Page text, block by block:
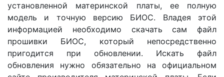
установленной материнской платы, ее полную
модель и точную версию БИОС. Владея этой
информацией необходимо скачать сам файл
прошивки БИОС, который непосредственно
пригодится при обновлении. Искать файл
обновления нужно обязательно на официальном